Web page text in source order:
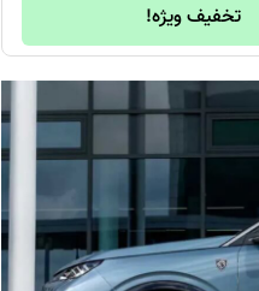
تخفیف ویژه!